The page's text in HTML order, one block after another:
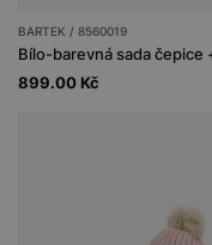
BARTEK / 8560019
899.00 Kč